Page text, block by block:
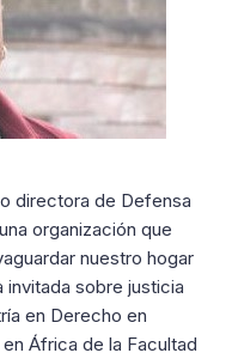
directora de Defensa
organización que
nuestro hogar
sobre justicia
en Derecho en
África de la Facultad